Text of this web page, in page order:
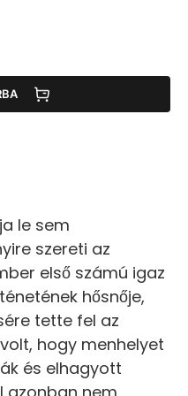
le sem
szereti az
első számú igaz
hősnője,
tette fel az
hogy menhelyet
és elhagyott